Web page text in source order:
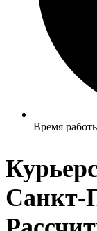
Время
Санкт-